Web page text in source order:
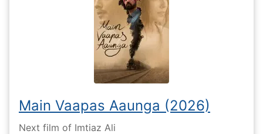
Main Vaapas Aaunga (2026)
Next film of Imtiaz Ali